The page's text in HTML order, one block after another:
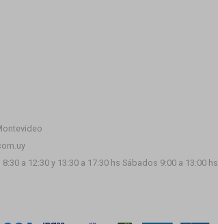
a 12:30 y 13:30 a 17:30 hs Sábados 9:00 a 13:00 hs